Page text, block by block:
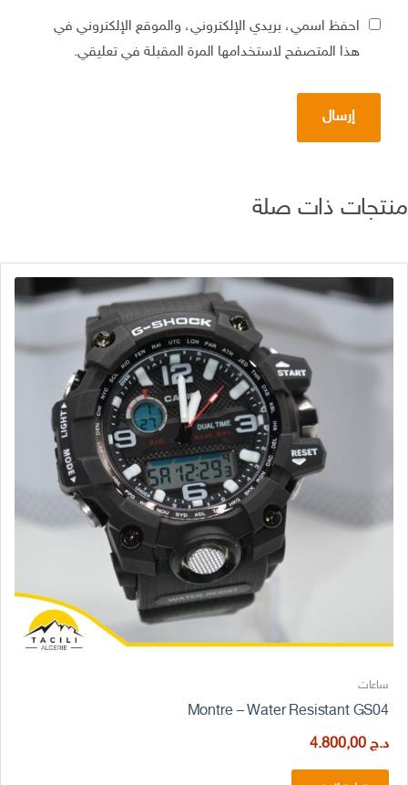
احفظ اسمي، بريدي الإلكتروني، والموقع الإلكتروني في
هذا المتصفح لاستخدامها المرة المقبلة في تعليقي.
ذات صلة
ساعات
Montre – Water Resistant GS04
د.ج4.800,00